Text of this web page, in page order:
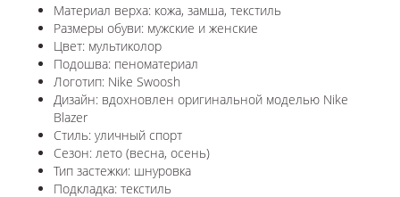
Материал верха: кожа, замша, текстиль
Размеры обуви: мужские и женские
Цвет: мультиколор
Подошва: пеноматериал
Логотип: Nike Swoosh
Дизайн: вдохновлен оригинальной моделью Nike
Blazer
Стиль: уличный спорт
Сезон: лето (весна, осень)
Тип застежки: шнуровка
Подкладка: текстиль